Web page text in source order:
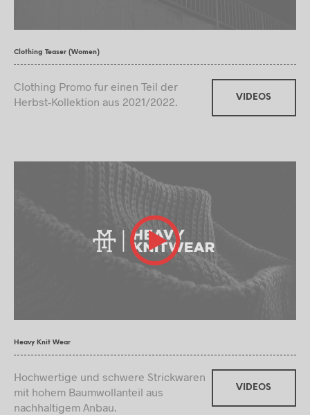
Clothing Teaser (Women)
Clothing Promo fur einen Teil der
Herbst-Kollektion aus 2021/2022.
VIDEOS
Heavy Knit Wear
Hochwertige und schwere Strickwaren
mit hohem Baumwollanteil aus
nachhaltigem Anbau.
VIDEOS